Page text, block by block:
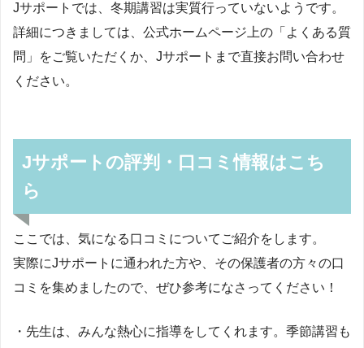
Jサポートでは、冬期講習は実質行っていないようです。
詳細につきましては、公式ホームページ上の「よくある質
問」をご覧いただくか、Jサポートまで直接お問い合わせ
ください。
Jサポートの評判・口コミ情報はこち
ら
ここでは、気になる口コミについてご紹介をします。
実際にJサポートに通われた方や、その保護者の方々の口
コミを集めましたので、ぜひ参考になさってください！
・先生は、みんな熱心に指導をしてくれます。季節講習も